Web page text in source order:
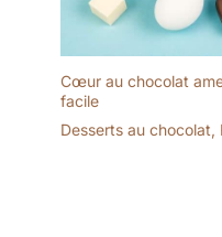
Cœur au chocolat
facile
Desserts au chocolat,